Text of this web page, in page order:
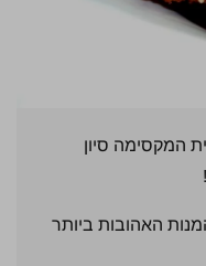
המקסימה סיון
האהובות ביותר